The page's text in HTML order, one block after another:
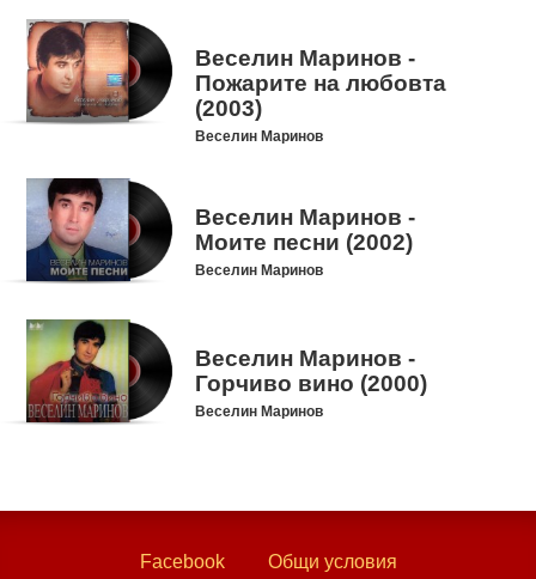
Веселин Маринов -
Пожарите на любовта
(2003)
Веселин Маринов
Веселин Маринов -
Моите песни (2002)
Веселин Маринов
Веселин Маринов -
Горчиво вино (2000)
Веселин Маринов
Facebook Общи условия